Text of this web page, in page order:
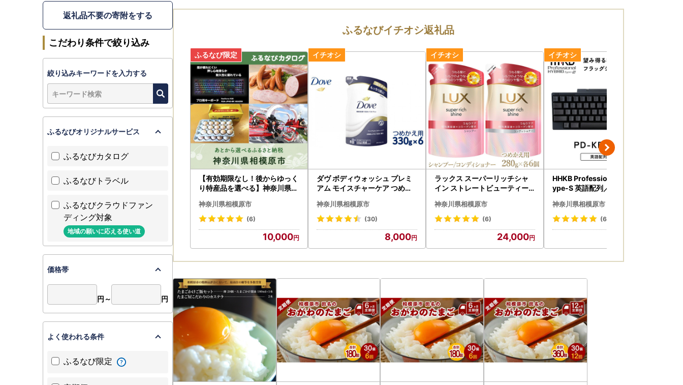
総務大臣の指定により、相模原市へのふるさと納税は、所得税と個人住民税の控除対象となります。
■天候不良による配送遅延について
返礼品の配送におきまして、天候の影響により遅延が発生する場合がございます。
ご迷惑をおかけしますが、何卒ご了承くださいますようお願い申し上げます。
なお、出荷後の配送状況につきましては、お手数ですが運送会社まで直接お問い合わせください。
ふるなびイチオシ返礼品
【有効期限なし！後からゆっく
り特産品を選べる】神奈川県相
神奈川県相模原市
(6)
10,000
ダヴ ボディウォッシュ プレミ
アム モイスチャーケア つめか
※離島への配送不可
神奈川県相模原市
(30)
8,000
ラックス スーパーリッチシャ
イン ストレートビューティー
ィショナー つめかえ用 280g
各6個 ※離島への配送不可
神奈川県相模原市
(6)
24,000
HHKB Professional HYBRID T
ype-S 英語配列／墨 PD-KB80
神奈川県相模原市
(6)
返礼品不要の寄附をする
こだわり条件で絞り込み
絞り込みキーワードを入力する
ふるなびオリジナルサービス
ふるなびカタログ
ふるなびトラベル
ふるなびクラウドファン
ディング対象
地域の願いに応える使い道
価格帯
円～ 円
よく使われる条件
ふるなび限定